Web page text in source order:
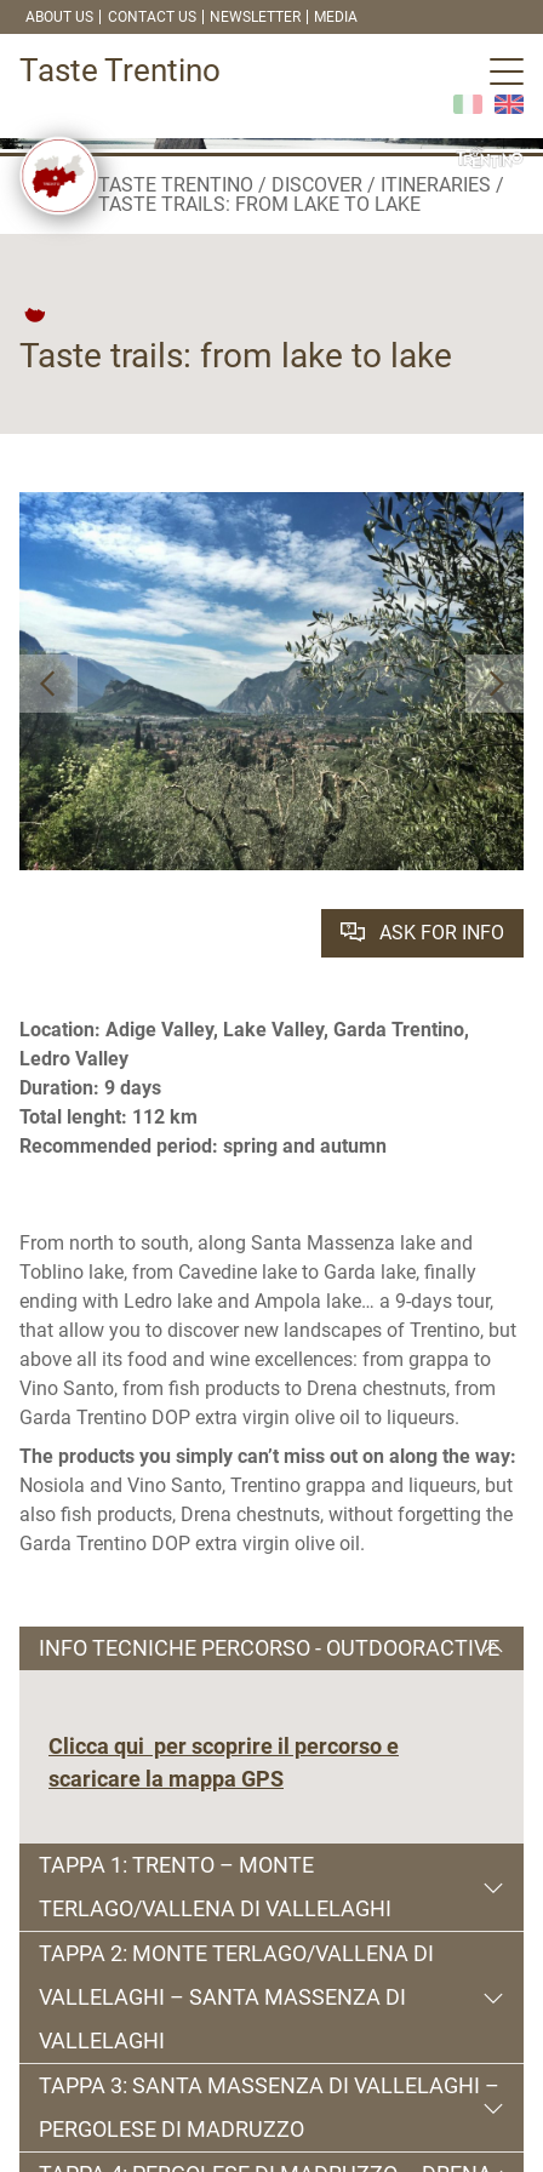
ABOUT US CONTACT US NEWSLETTER MEDIA
Taste Trentino
TASTE TRENTINO DISCOVER
ITINERARIES
TASTE TRAILS: FROM LAKE TO LAKE
Taste trails: from lake to lake
ASK FOR INFO
Location: Adige Valley, Lake Valley, Garda Trentino,
Ledro Valley
Duration: 9 days
Total lenght: 112 km
Recommended period: spring and autumn
From north to south, along Santa Massenza lake and
Toblino lake, from Cavedine lake to Garda lake, finally
ending with Ledro lake and Ampola lake… a 9-days tour,
that allow you to discover new landscapes of Trentino, but
above all its food and wine excellences: from grappa to
Vino Santo, from fish products to Drena chestnuts, from
Garda Trentino DOP extra virgin olive oil to liqueurs.
The products you simply can’t miss out on along the way:
Nosiola and Vino Santo, Trentino grappa and liqueurs, but
also fish products, Drena chestnuts, without forgetting the
Garda Trentino DOP extra virgin olive oil.
INFO TECNICHE PERCORSO - OUTDOORACTIVE
Clicca qui per scoprire il percorso e
scaricare la mappa GPS
TAPPA 1: TRENTO – MONTE
TERLAGO/VALLENA DI VALLELAGHI
Vallelaghi
17 km Sei pronto ad andare di lago in lago lungo la
Strada del Vino e dei Sapori del Trentino?
Oggi il cammino partirà dalla bellissima città di
Trento fino alla Valle dei Laghi, percorrendo un
tratto del famoso “Sentiero di San Vili”: in un
TAPPA 2: MONTE TERLAGO/VALLENA DI
VALLELAGHI – SANTA MASSENZA DI
VALLELAGHI
Santa Massenza di Vallelaghi
8 kmOggi ti aspetta la romantica Valle dei Laghi.
TAPPA 3: SANTA MASSENZA DI VALLELAGHI –
PERGOLESE DI MADRUZZO